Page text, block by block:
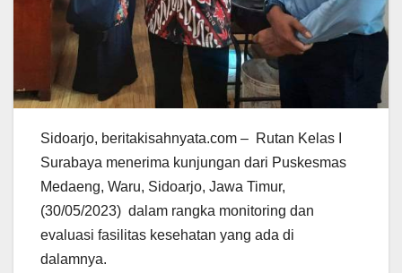
Sidoarjo, beritakisahnyata.com – Rutan Kelas I
Surabaya menerima kunjungan dari Puskesmas
Medaeng, Waru, Sidoarjo, Jawa Timur,
(30/05/2023) dalam rangka monitoring dan
evaluasi fasilitas kesehatan yang ada di
dalamnya.